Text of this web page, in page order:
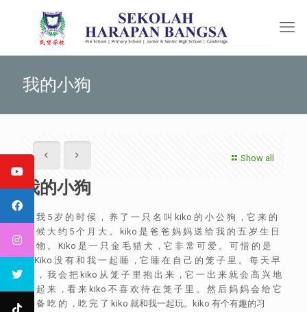
我的小狗
Show all
我的小狗
当 我 5 岁 的 时 候 ， 养 了 一 只 名 叫 kiko 的 小 公 狗 ，它 来 的
时 候 大 约 5 个 月 大 。 kiko 是 爸 爸 妈 妈 送 给 我 的 五 岁 生 日
礼 物 。 Kiko 是 一 只 金 毛 猎 犬 ，它 非 常 可 爱 。 可 惜 的 是
，Kiko 没 有 和 我 一 起 睡 ，它 睡 在 自 己 的 笼 子 里 。 每 天 早
上 ， 我 会 把 kiko 从 笼 子 里 抱 出 来 ，它 一 出 来 就 会 高 兴 地
跳 起 来 ，看 来 kiko 不 喜 欢 待 在 笼 子 里 。 然 后 妈 妈 会 给 它
准 备 吃 的 ，吃 完 了 kiko 就和我一起玩。kiko 有个有趣的习